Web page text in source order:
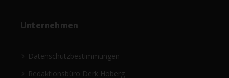
Unternehmen
Datenschutzbestimmungen
Redaktionsbüro Derk Hoberg